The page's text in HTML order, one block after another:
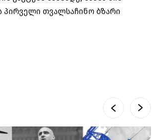
პირველი თვალსაჩინო ბზარი